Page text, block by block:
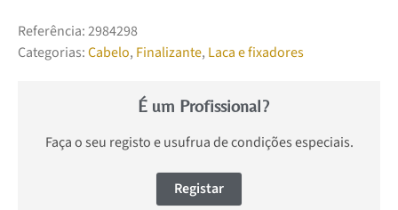
Referência:2984298
Categorias:Cabelo, Finalizante, Laca e fixadores
É um Profissional?
Faça o seu registo e usufrua de condições especiais.
Registar